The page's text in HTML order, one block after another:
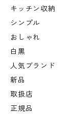
キッチン収納
シンプル
おしゃれ
白黒
人気ブランド
新品
取扱店
正規品